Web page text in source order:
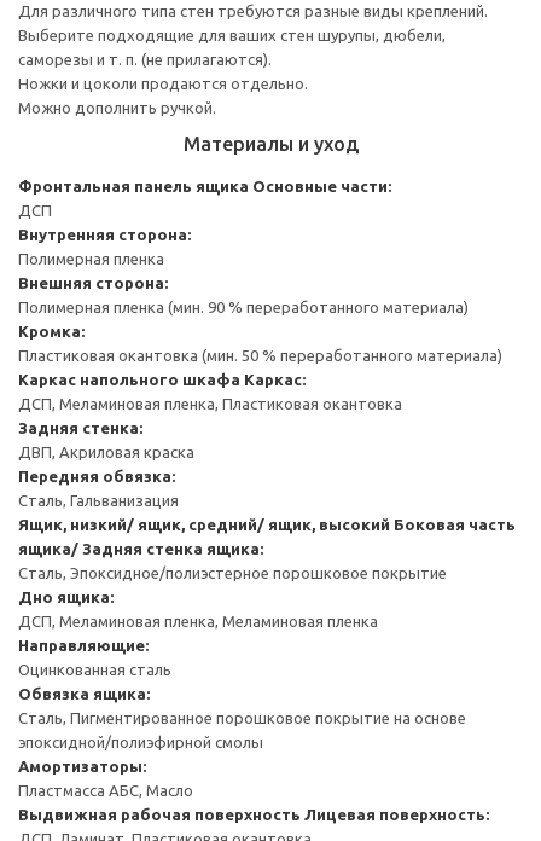
Для различного типа стен требуются разные виды креплений.
Выберите подходящие для ваших стен шурупы, дюбели,
саморезы и т. п. (не прилагаются).
Ножки и цоколи продаются отдельно.
Можно дополнить ручкой.
Материалы и уход
Фронтальная панель ящика Основные части:
ДСП
Внутренняя сторона:
Полимерная пленка
Внешняя сторона:
Полимерная пленка (мин. 90 % переработанного материала)
Кромка:
Пластиковая окантовка (мин. 50 % переработанного материала)
Каркас напольного шкафа Каркас:
ДСП, Меламиновая пленка, Пластиковая окантовка
Задняя стенка:
ДВП, Акриловая краска
Передняя обвязка:
Сталь, Гальванизация
Ящик, низкий/ ящик, средний/ ящик, высокий Боковая часть
ящика/ Задняя стенка ящика:
Сталь, Эпоксидное/полиэстерное порошковое покрытие
Дно ящика:
ДСП, Меламиновая пленка, Меламиновая пленка
Направляющие:
Оцинкованная сталь
Обвязка ящика:
Сталь, Пигментированное порошковое покрытие на основе
эпоксидной/полиэфирной смолы
Амортизаторы:
Пластмасса АБС, Масло
Выдвижная рабочая поверхность Лицевая поверхность: